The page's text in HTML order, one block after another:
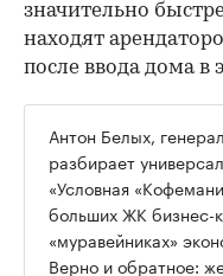
значительно
находят
после ввода дома в
Антон Белых,
разбирает
«Условная
больших ЖК бизнес-
«муравейниках»
Верно и обратное: